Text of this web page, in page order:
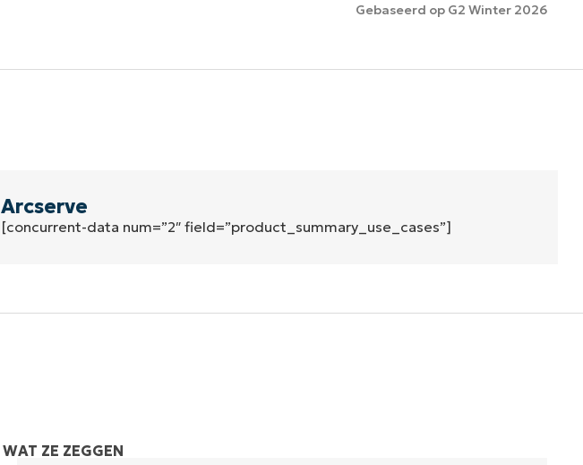
Gebaseerd op G2 Winter 2026
Arcserve
[concurrent-data num=”2″ field=”product_summary_use_cases”]
WAT ZE ZEGGEN